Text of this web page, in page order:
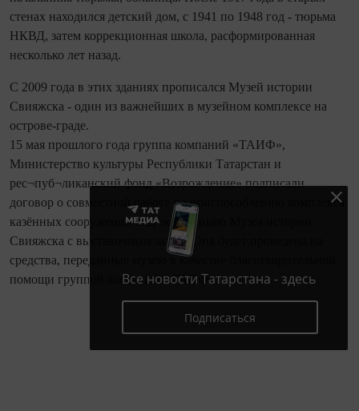
стенах находился детский дом, с 1941 по 1948 год - тюрьма
НКВД, затем коррекционная школа, расформированная
несколько лет назад.
С 2009 года в этих зданиях прописался Музей истории
Свияжска - один из важнейших в музейном комплексе на
острове-граде.
15 мая прошлого года группа компаний «ТАИФ»,
Министерство культуры Республики Татарстан и
рес¬пуб¬ликанский фонд «Возрождение» подписали
договор о совместной работе по приспособлению комплекса
казённых сооружений под экспозицию Музея истории
Свияжска с выставочным залом. Она будет проведена на
средства, переданные музею в качестве благотворительной
помощи группой компаний «ТАИФ».Все новости Татарстана - здесь
Подписаться